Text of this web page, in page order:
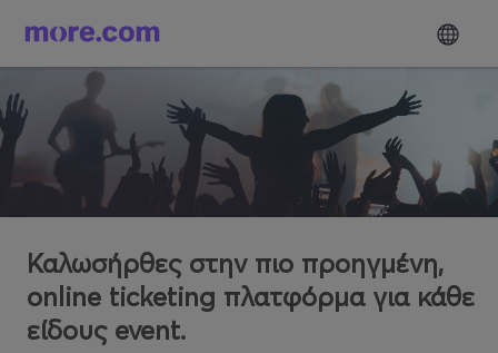
Καλωσήρθες στην πιο προηγμένη,
online ticketing πλατφόρμα για κάθε
είδους event.